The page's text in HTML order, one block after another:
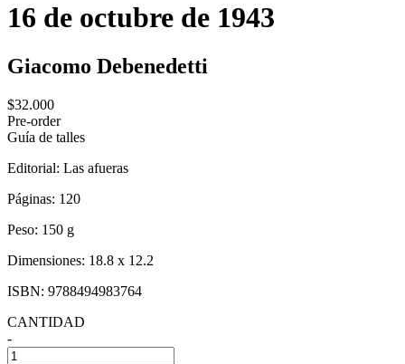
16 de octubre de 1943
Giacomo Debenedetti
$32.000
Pre-order
Guía de talles
Editorial: Las afueras
Páginas: 120
Peso: 150 g
Dimensiones: 18.8 x 12.2
ISBN: 9788494983764
CANTIDAD
-